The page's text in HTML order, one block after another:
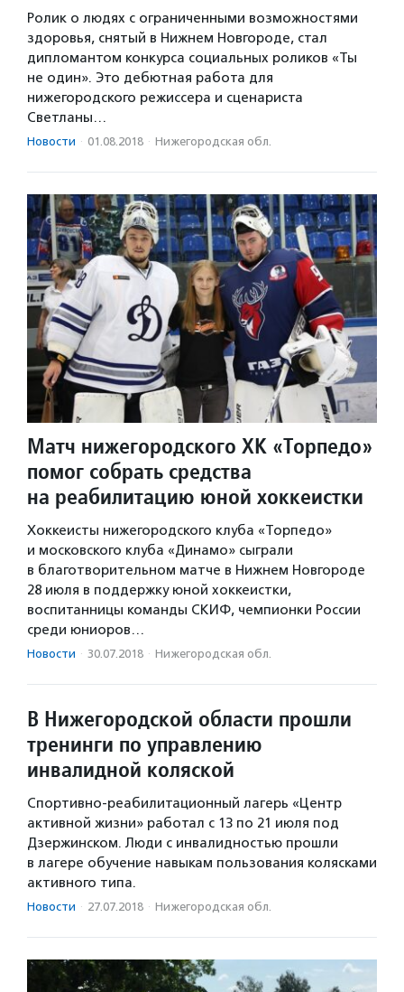
Ролик о людях с ограниченными возможностями
здоровья, снятый в Нижнем Новгороде, стал
дипломантом конкурса социальных роликов «Ты
не один». Это дебютная работа для
нижегородского режиссера и сценариста
Светланы…
Новости · 01.08.2018 · Нижегородская обл.
Матч нижегородского ХК «Торпедо»
помог собрать средства
на реабилитацию юной хоккеистки
Хоккеисты нижегородского клуба «Торпедо»
и московского клуба «Динамо» сыграли
в благотворительном матче в Нижнем Новгороде
28 июля в поддержку юной хоккеистки,
воспитанницы команды СКИФ, чемпионки России
среди юниоров…
Новости · 30.07.2018 · Нижегородская обл.
В Нижегородской области прошли
тренинги по управлению
инвалидной коляской
Спортивно-реабилитационный лагерь «Центр
активной жизни» работал с 13 по 21 июля под
Дзержинском. Люди с инвалидностью прошли
в лагере обучение навыкам пользования колясками
активного типа.
Новости · 27.07.2018 · Нижегородская обл.